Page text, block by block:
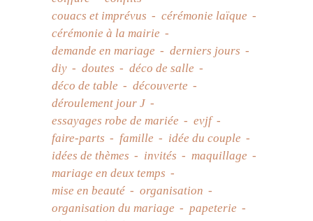
couacs et imprévus
cérémonie laïque
cérémonie à la mairie
demande en mariage
derniers jours
diy
doutes
déco de salle
déco de table
découverte
déroulement jour J
essayages robe de mariée
evjf
faire-parts
famille
idée du couple
idées de thèmes
invités
maquillage
mariage en deux temps
mise en beauté
organisation
organisation du mariage
papeterie